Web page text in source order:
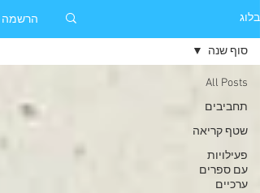
בלוג הרשמה
All Posts
תחביבים
שטף קריאה
פעילויות
עם ספרים
ערכיים
סוף שנה